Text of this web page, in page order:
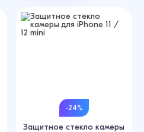
-24%
Защитное стекло камеры